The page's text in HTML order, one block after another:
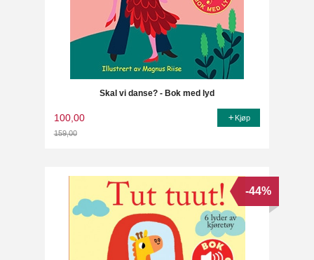
Skal vi danse? - Bok med lyd
100,00
159,00
Kjøp
-44%